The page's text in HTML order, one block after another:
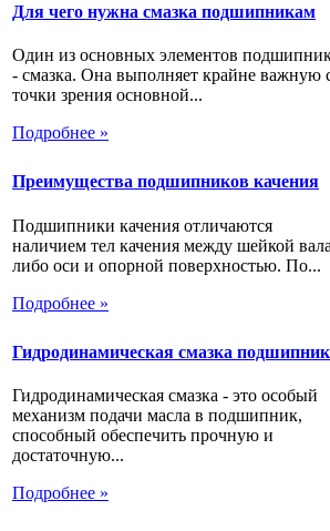
Для чего нужна смазка подшипникам
Один из основных элементов
- смазка. Она выполняет крайне важную
точки зрения основной...
Подробнее »
Преимущества подшипников качения
Подшипники качения отличаются
наличием тел качения между шейкой вала
либо оси и опорной поверхностью. По...
Подробнее »
Гидродинамическая смазка
Гидродинамическая смазка - это особый
механизм подачи масла в подшипник,
способный обеспечить прочную и
достаточную...
Подробнее »